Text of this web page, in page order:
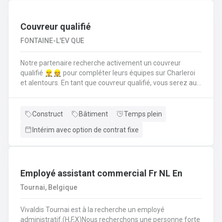
solutions aux diverses demandes de disponibilités
Couvreur qualifié
FONTAINE-L'EV QUE
Notre partenaire recherche activement un couvreur
qualifié 👷‍♂️👷 pour compléter leurs équipes sur Charleroi
et alentours. En tant que couvreur qualifié, vous serez au
règles de l'art. Vos responsabilités clés en tant que
matériaux de couverture (tuiles, ardoises, zinc, etc.) en
toiture.Inspecter, réparer et entretenir les toitures
d'éléments).Garantir la sécurité constante du chantier
Construct Bâtiment
Temps plein
Intérim avec option de contrat fixe
Employé assistant commercial Fr NL En
Tournai, Belgique
Vivaldis Tournai est à la recherche un employé
administratif.(H,F,X)Nous recherchons une personne forte